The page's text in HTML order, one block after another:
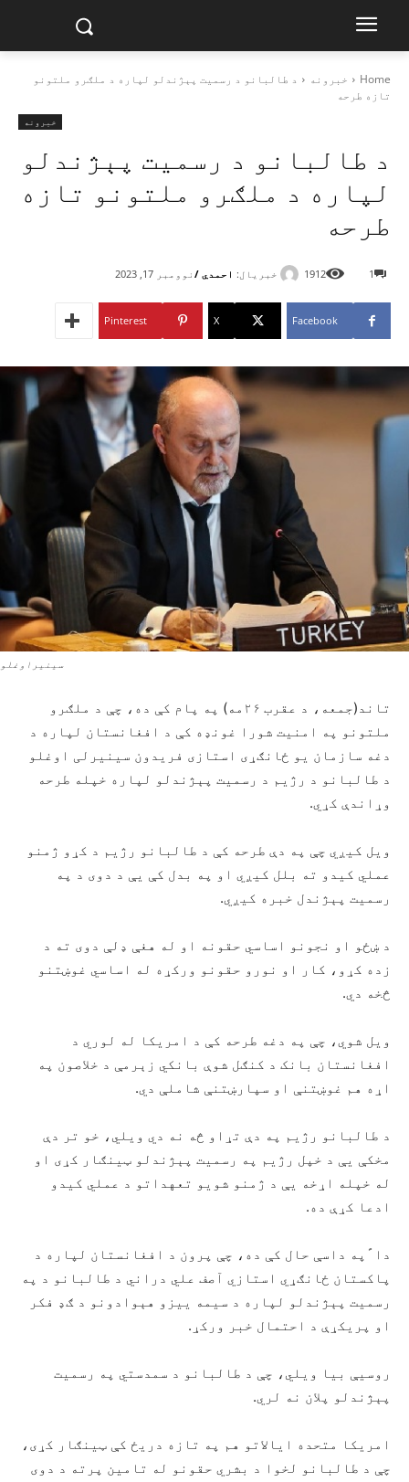
Home خبرونه
د طالبانو د رسمیت پېژندلو لپاره د ملګرو ملتونو
تازه طرحه
خبرونه
د طالبانو د رسمیت پېژندلو
لپاره د ملګرو ملتونو تازه
طرحه
خبریال: احمدي / نوومبر 17, 2023 1
1912
Facebook
X
Pinterest
سینیراوغلو
تاند(جمعه، د عقرب ۲۶مه) په پام کې ده، چې د ملګرو
ملتونو په امنیت شورا غونډه کې د افغانستان لپاره د
دغه سازمان یو ځانګړی استازی فریدون سینیرلی اوغلو
د طالبانو د رژیم د رسمیت پېژندلو لپاره خپله طرحه
وړاندې کړي.
ویل کیږي چې په دې طرحه کې د طالبانو رژیم د کړو ژمنو
عملي کیدو ته بلل کیږي او په بدل کې یې د دوی د په
رسمیت پېژندل خبره کیږي.
د ښځو او نجونو اساسي حقونه او له هغې ډلې دوی ته د
زده کړو، کار او نورو حقونو ورکړه له اساسي غوښتنو
څخه دي.
ویل شوي، چې په دغه طرحه کې د امریکا له لوري د
افغانستان بانک د کنګل شوې بانکي زېرمې د خلاصون په
اړه هم غوښتنې او سپارښتنې شاملې دي.
د طالبانو رژیم په دې تړاو څه نه دي ویلي، خو تر دې
مخکې یې د خپل رژیم په رسمیت پېژندلو ټینګار کړی او
له خپله اړخه یې د ژمنو شویو تعهداتو د عملي کیدو
ادعا کړې ده.
دا ًپه داسې حال کې ده، چې پرون د افغانستان لپاره د
پاکستان ځانګړي استازي آصف علي دراني د طالبانو د په
رسمیت پېژندلو لپاره د سیمه ییزو هېوادونو د ګډ فکر
او پریکړې د احتمال خبر ورکړ.
روسیې بیا ویلي، چې د طالبانو د سمدستي په رسمیت
پېژندلو پلان نه لري.
امریکا متحده ایالاتو هم په تازه دریځ کې ټینګار کړی،
چې د طالبانو لخوا د بشري حقونو له تامین پرته د دوی